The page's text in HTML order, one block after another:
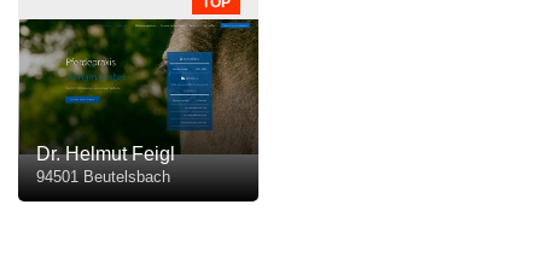
Dr. Helmut Feigl
94501 Beutelsbach